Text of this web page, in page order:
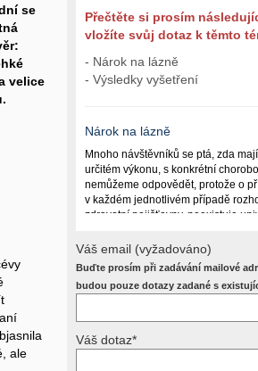
se
velice
ale
Přečtěte si prosím
vložíte svůj dotaz k těmto
- Nárok na lázně
- Výsledky vyšetření
Nárok na lázně
Mnoho návštěvníků se ptá, zda mají
určitém výkonu, s konkrétní
nemůžeme odpovědět, protože o
v každém jednotlivém případě
zdravotní pojišťovny, neexistuje
(kuřáctví, inkontinence), funkčním
dalších zdravotních okolnostech.
Požádejte svého ošetřujícího
Váš email (vyžadováno)
Buďte prosím při zadávání mailové
budou pouze dotazy zadané s
Váš dotaz*